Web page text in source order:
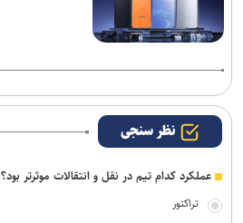
نظر سنجی
عملکرد کدام تیم در نقل و انتقالات موثرتر بود؟
تراکتور